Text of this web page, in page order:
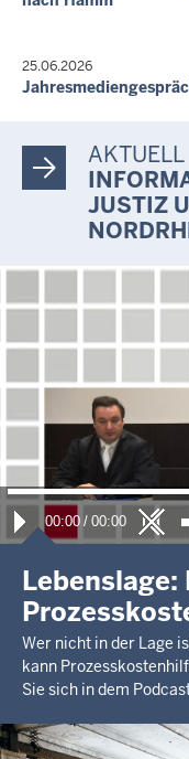
25.06.2026
AKTUELL
JUSTIZ
00:00 / 00:00
Wer nicht in der Lage
kann
Sie sich in dem